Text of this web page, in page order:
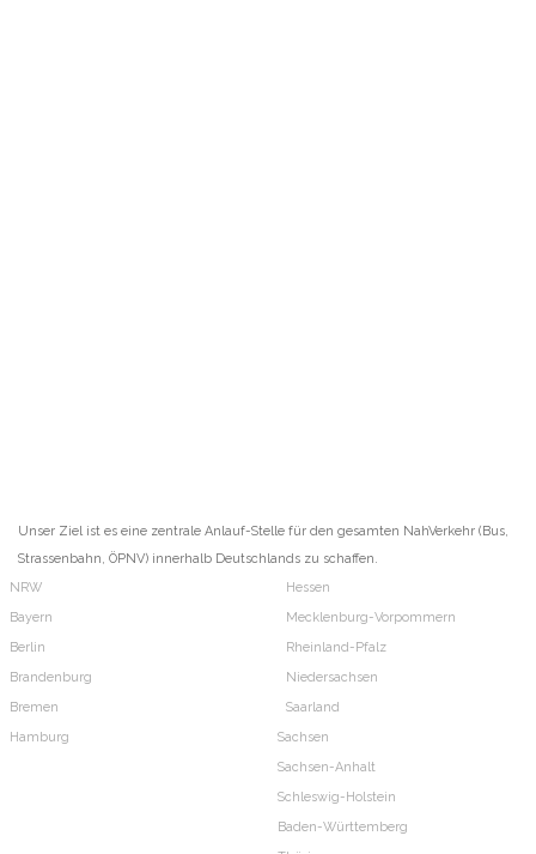
Unser Ziel ist es eine zentrale Anlauf-Stelle für den gesamten NahVerkehr (Bus,
Strassenbahn, ÖPNV) innerhalb Deutschlands zu schaffen.
NRW
Bayern
Berlin
Brandenburg
Bremen
Hamburg
Hessen
Mecklenburg-Vorpommern
Rheinland-Pfalz
Niedersachsen
Saarland
Sachsen
Sachsen-Anhalt
Schleswig-Holstein
Baden-Württemberg